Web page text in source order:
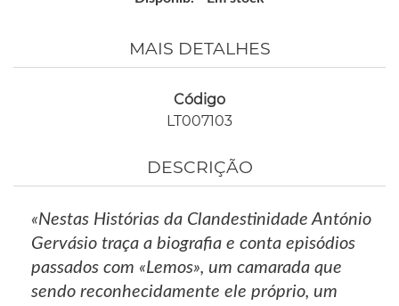
MAIS DETALHES
Código
LT007103
DESCRIÇÃO
«Nestas Histórias da Clandestinidade António
Gervásio traça a biografia e conta episódios
passados com «Lemos», um camarada que
sendo reconhecidamente ele próprio, um